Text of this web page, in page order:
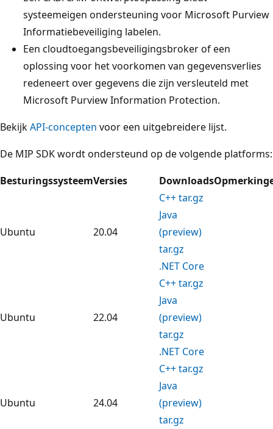
systeemeigen ondersteuning voor Microsoft Purview
Informatiebeveiliging labelen.
Een cloudtoegangsbeveiligingsbroker of een
oplossing voor het voorkomen van gegevensverlies
redeneert over gegevens die zijn versleuteld met
Microsoft Purview Information Protection.
BekijkAPI-concepten voor een uitgebreidere lijst.
De MIP SDK wordt ondersteund op de volgende platforms:
BesturingssysteemVersies Downloads
Ubuntu 20.04
C++ tar.gz
Java
(preview)
tar.gz
.NET Core
Ubuntu 22.04
C++ tar.gz
Java
(preview)
tar.gz
.NET Core
Ubuntu 24.04
C++ tar.gz
Java
(preview)
tar.gz